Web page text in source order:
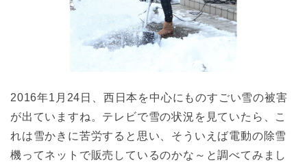
2016年1月24日、西日本を中心にものすごい雪の被害
が出ていますね。テレビで雪の状況を見ていたら、こ
れは雪かきに苦労すると思い、そういえば電動の除雪
機ってネットで販売しているのかな～と調べてみまし